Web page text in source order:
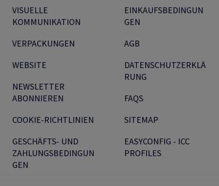
VISUELLE
KOMMUNIKATION
VERPACKUNGEN
WEBSITE
NEWSLETTER
ABONNIEREN
COOKIE-RICHTLINIEN
GESCHÄFTS- UND
ZAHLUNGSBEDINGUN
GEN
EINKAUFSBEDINGUN
GEN
AGB
DATENSCHUTZERKLÄ
RUNG
FAQS
SITEMAP
EASYCONFIG - ICC
PROFILES